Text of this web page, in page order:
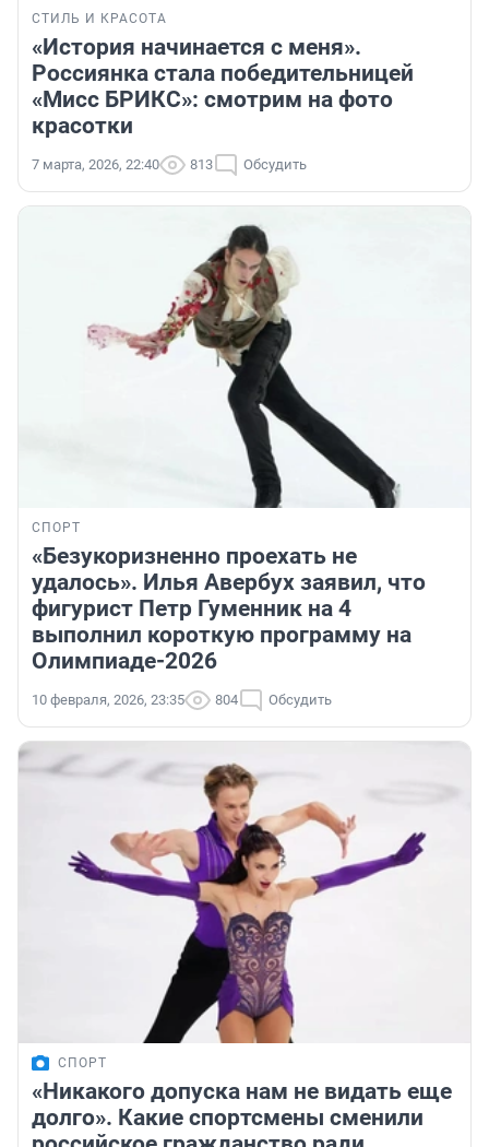
СТИЛЬ И КРАСОТА
«История начинается с меня».
Россиянка стала победительницей
«Мисс БРИКС»: смотрим на фото
красотки
7 марта, 2026, 22:40 813 Обсудить
СПОРТ
«Безукоризненно проехать не
удалось». Илья Авербух заявил, что
фигурист Петр Гуменник на 4
выполнил короткую программу на
Олимпиаде-2026
10 февраля, 2026, 23:35 804 Обсудить
СПОРТ
«Никакого допуска нам не видать еще
долго». Какие спортсмены сменили